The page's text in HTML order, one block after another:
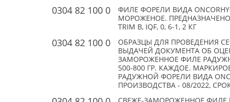
0304 82 100 0
ФИЛЕ ФОРЕЛИ ВИДА
МОРОЖЕНОЕ.
TRIM B, IQF, 0, 6-1, 2 КГ
0304 82 100 0
ОБРАЗЦЫ ДЛЯ ПРОВЕДЕНИЯ
ВЫДАЧЕЙ ДОКУМЕНТА ОБ
ЗАМОРОЖЕННОЕ ФИЛЕ
500-800 ГР. КАЖДОЕ.
РАДУЖНОЙ ФОРЕЛИ ВИДА
ПРОИЗВОДСТВА - 08/2022,